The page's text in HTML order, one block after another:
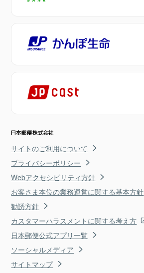
サイトのご利用について
プライバシーポリシー
Webアクセシビリティ方針
お客さま本位の業務運営に関する基本方針
勧誘方針
カスタマーハラスメントに関する考え方
日本郵便公式アプリ一覧
ソーシャルメディア
サイトマップ